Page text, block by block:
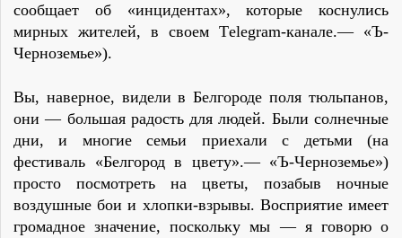
сообщает об «инцидентах», которые коснулись
мирных жителей, в своем Тelegram-канале.— «Ъ-
Черноземье»).
Вы, наверное, видели в Белгороде поля тюльпанов,
они — большая радость для людей. Были солнечные
дни, и многие семьи приехали с детьми (на
фестиваль «Белгород в цвету».— «Ъ-Черноземье»)
просто посмотреть на цветы, позабыв ночные
воздушные бои и хлопки-взрывы. Восприятие имеет
громадное значение, поскольку мы — я говорю о